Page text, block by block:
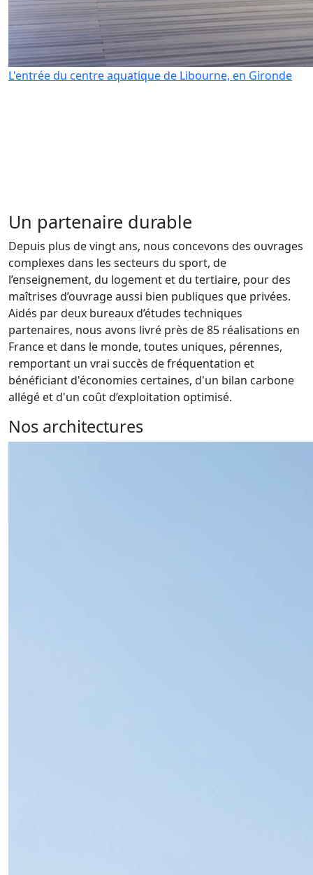
L'entrée du centre aquatique de Libourne, en Gironde
Un partenaire durable
Depuis plus de vingt ans, nous concevons des ouvrages
complexes dans les secteurs du sport, de
l’enseignement, du logement et du tertiaire, pour des
maîtrises d’ouvrage aussi bien publiques que privées.
Aidés par deux bureaux d’études techniques
partenaires, nous avons livré près de 85 réalisations en
France et dans le monde, toutes uniques, pérennes,
remportant un vrai succès de fréquentation et
bénéficiant d'économies certaines, d'un bilan carbone
allégé et d'un coût d’exploitation optimisé.
Nos architectures